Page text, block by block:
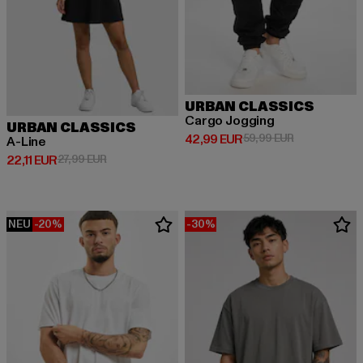
URBAN CLASSICS
A-Line
22,11 EUR
Derzeitiger Preis: 22,11 EUR
27,99 EURAktionspreis: 27,99 EUR
URBAN CLASSICS
Cargo Jogging
42,99 EUR
Derzeitiger Preis: 42,99 EUR
59,99 EURAktionspreis:
NEU -20% -30%